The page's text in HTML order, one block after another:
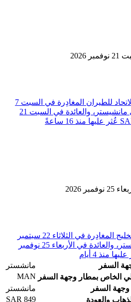
تحديد رحلة طيران ⁦خطوط الاتحاد للطيران⁩ المغادِرة في ⁦السبت 7
نوفمبر 2026⁩ من ⁦الرياض⁩ إلى ⁦مانشيستر⁩، والعائدة في ⁦السبت 21
تحديد رحلة طيران ⁦طيران الخليج⁩ المغادِرة في ⁦الثلاثاء 22 سبتمبر
2026⁩ من ⁦الرياض⁩ إلى ⁦مانشيستر⁩، والعائدة في ⁦الأربعاء 25 نوفمبر
مانشستر
بمطار وجهة السفر MAN
مانشستر
SAR 849